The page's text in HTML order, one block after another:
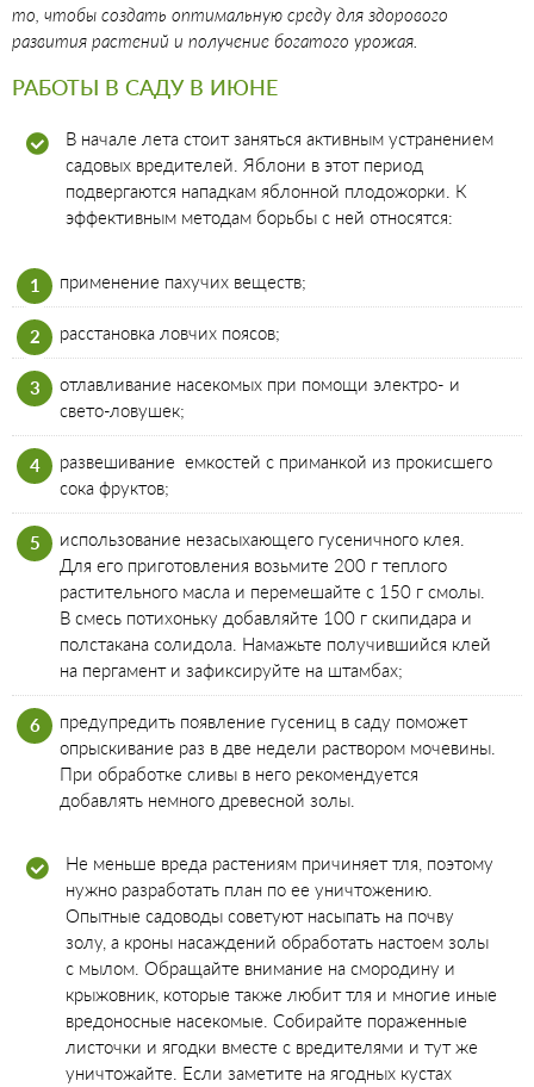
то, чтобы создать оптимальную среду для здорового
развития растений и получение богатого урожая.
РАБОТЫ В САДУ В ИЮНЕ
В начале лета стоит заняться активным устранением
садовых вредителей. Яблони в этот период
подвергаются нападкам яблонной плодожорки. К
эффективным методам борьбы с ней относятся:
применение пахучих веществ;
расстановка ловчих поясов;
отлавливание насекомых при помощи электро- и
свето-ловушек;
развешивание емкостей с приманкой из прокисшего
сока фруктов;
использование незасыхающего гусеничного клея.
Для его приготовления возьмите 200 г теплого
растительного масла и перемешайте с 150 г смолы.
В смесь потихоньку добавляйте 100 г скипидара и
полстакана солидола. Намажьте получившийся клей
на пергамент и зафиксируйте на штамбах;
предупредить появление гусениц в саду поможет
опрыскивание раз в две недели раствором мочевины.
При обработке сливы в него рекомендуется
добавлять немного древесной золы.
Не меньше вреда растениям причиняет тля, поэтому
нужно разработать план по ее уничтожению.
Опытные садоводы советуют насыпать на почву
золу, а кроны насаждений обработать настоем золы
с мылом. Обращайте внимание на смородину и
крыжовник, которые также любит тля и многие иные
вредоносные насекомые. Собирайте пораженные
листочки и ягодки вместе с вредителями и тут же
уничтожайте. Если заметите на ягодных кустах